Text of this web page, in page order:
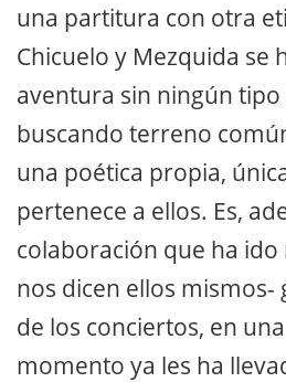
una partitura con otra
Chicuelo y Mezquida se
aventura sin ningún tipo
buscando terreno
una poética propia,
pertenece a ellos. Es,
colaboración que ha ido
nos dicen ellos mismos-
de los conciertos, en
momento ya les ha